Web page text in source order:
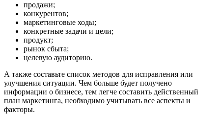
продажи;
конкурентов;
маркетинговые ходы;
конкретные задачи и цели;
продукт;
рынок сбыта;
целевую аудиторию.
А также составьте список методов для исправления или
улучшения ситуации. Чем больше будет получено
информации о бизнесе, тем легче составить действенный
план маркетинга, необходимо учитывать все аспекты и
факторы.